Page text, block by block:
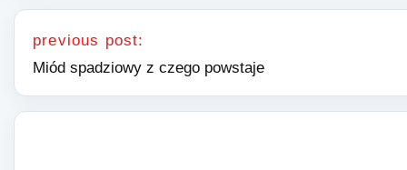
Nawigacja wpisu
previous post:
Miód spadziowy z czego powstaje